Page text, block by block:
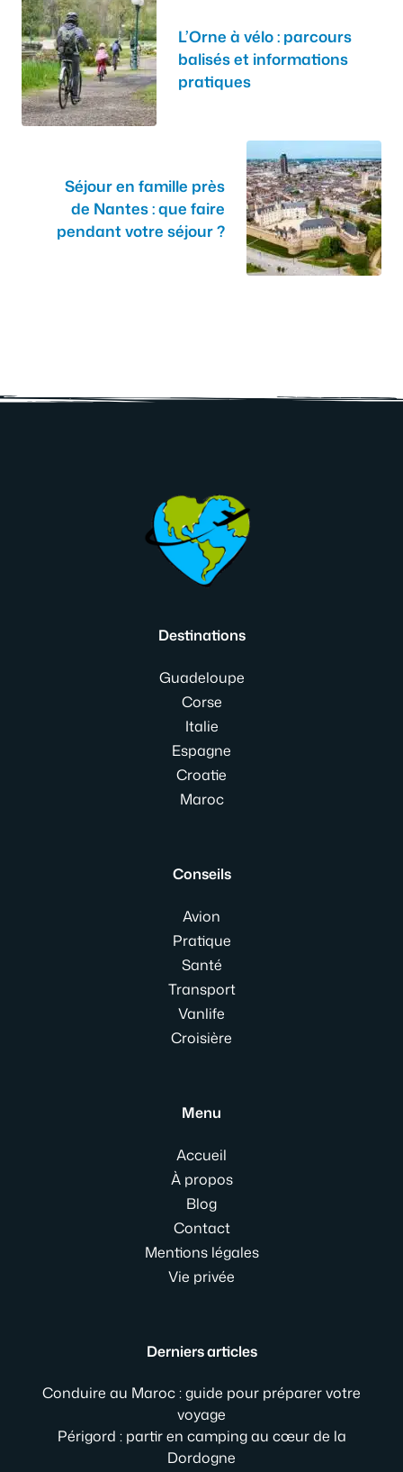
L’Orne à vélo : parcours
balisés et informations
pratiques
Séjour en famille près
de Nantes : que faire
pendant votre séjour ?
Destinations
Guadeloupe
Corse
Italie
Espagne
Croatie
Maroc
Conseils
Avion
Pratique
Santé
Transport
Vanlife
Croisière
Menu
Accueil
À propos
Blog
Contact
Mentions légales
Vie privée
Derniers articles
Conduire au Maroc : guide pour préparer votre
voyage
Périgord : partir en camping au cœur de la
Dordogne